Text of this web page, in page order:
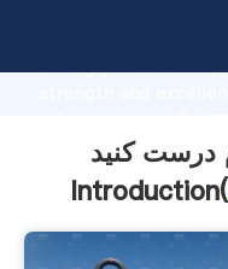
strong production
values to all of
درست کنید
Introduction(